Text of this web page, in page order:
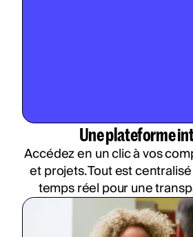
Une plateforme
Accédez en un clic à vos
et projets. Tout est
temps réel pour une